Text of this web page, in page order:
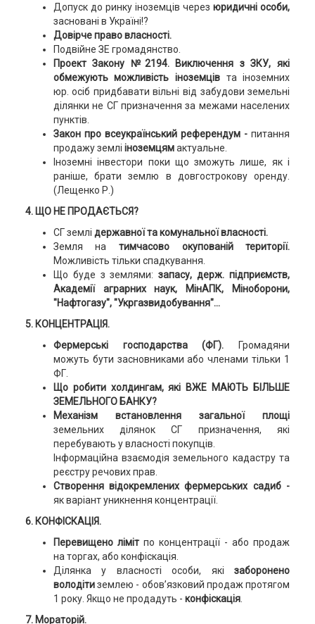
Допуск до ринку іноземців черезюридичні особи,
засновані в Україні!?
Довірче право власності.
Подвійне ЗЕ громадянство.
Проект Закону №2194.
Виключення з ЗКУ, які
обмежують можливість іноземцівта іноземних
юр. осіб придбавати вільні від забудови земельні
ділянки не СГ призначення за межами населених
пунктів.
Закон про всеукраїнський референдум -питання
продажу землі іноземцямактуальне.
Іноземні інвестори поки що зможуть лише, як і
раніше, брати землю в довгострокову оренду.
(Лещенко Р.)
4. ЩО НЕ ПРОДАЄТЬСЯ?
СГ землі державної та комунальної власності.
Земля на тимчасово окупованій території.
Можливість тільки спадкування.
Що буде з землями:запасу, держ. підприємств,
Академії аграрних наук, МінАПК, Міноборони,
"Нафтогазу", "Укргазвидобування"...
5. КОНЦЕНТРАЦІЯ.
Фермерські господарства (ФГ). Громадяни
можуть бути засновниками або членами тільки 1
ФГ.
Що робити холдингам, які ВЖЕ МАЮТЬ БІЛЬШЕ
ЗЕМЕЛЬНОГО БАНКУ?
Механізм встановлення загальної площі
земельних ділянок СГ призначення, які
перебувають у власності покупців.
Інформаційна взаємодія земельного кадастру та
реєстру речових прав.
Створення відокремлених фермерських садиб -
як варіант уникнення концентрації.
6. КОНФІСКАЦІЯ.
Перевищено ліміт по концентрації - або продаж
на торгах, або конфіскація.
Ділянка у власності особи, якізаборонено
володітиземлею - обов’язковий продаж протягом
1 року. Якщо не продадуть - конфіскація.
7. Мораторій.